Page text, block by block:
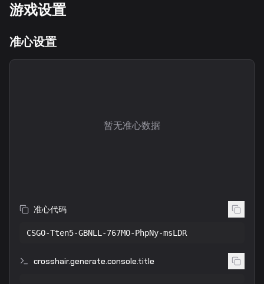
游戏设置
准心设置
暂无准心数据
准心代码
CSGO-Tten5-GBNLL-767MO-PhpNy-msLDR
crosshair.generate.console.title